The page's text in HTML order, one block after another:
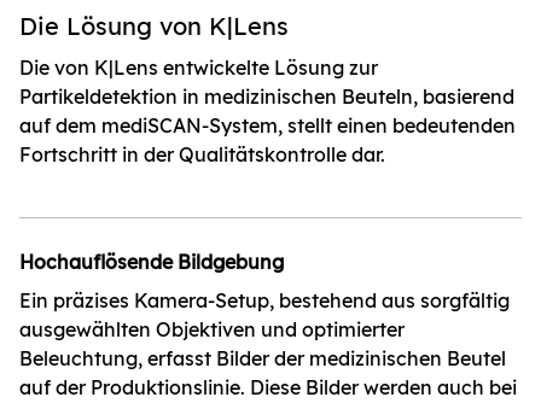
Die Lösung von K|Lens
Die von K|Lens entwickelte Lösung zur
Partikeldetektion in medizinischen Beuteln, basierend
auf dem mediSCAN-System, stellt einen bedeutenden
Fortschritt in der Qualitätskontrolle dar.
Hochauflösende Bildgebung
Ein präzises Kamera-Setup, bestehend aus sorgfältig
ausgewählten Objektiven und optimierter
Beleuchtung, erfasst Bilder der medizinischen Beutel
auf der Produktionslinie. Diese Bilder werden auch bei